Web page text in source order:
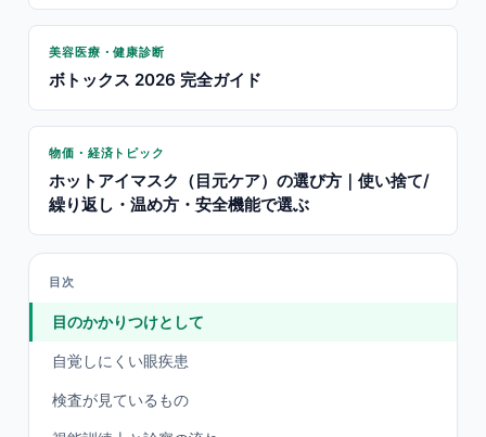
美容医療・健康診断
ボトックス 2026 完全ガイド
物価・経済トピック
ホットアイマスク（目元ケア）の選び方｜使い捨て/
繰り返し・温め方・安全機能で選ぶ
目次
目のかかりつけとして
自覚しにくい眼疾患
検査が見ているもの